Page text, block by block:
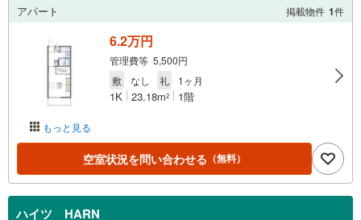
アパート
掲載物件 1件
もっと見る
6.2万円
管理費等 5,500円
敷
なし 礼 1ヶ月
1K 23.18m2 1階
空室状況を問い合わせる （無料）
ハイツ HARN